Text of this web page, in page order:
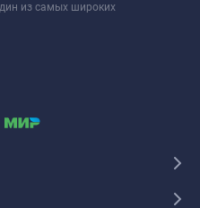
из самых широких